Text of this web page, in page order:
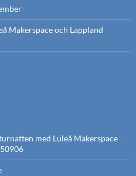
Makerspace och Lappland
med Luleå Makerspace